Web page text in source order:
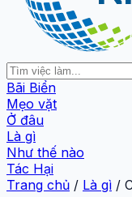
Bãi Biển
Mẹo vặt
Ở đâu
Là gì
Như thế nào
Tác Hại
Trang chủ / Là gì /